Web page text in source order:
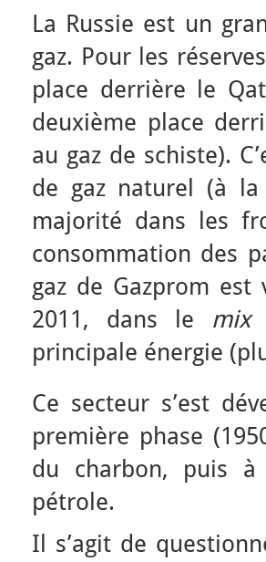
La Russie est un
gaz. Pour les
place derrière le
deuxième place
au gaz de schiste).
de gaz naturel (à la
majorité dans les
consommation des
gaz de Gazprom
2011, dans le mix
principale énergie
Ce secteur s’est
première phase
du charbon, puis
pétrole.
Il s’agit de